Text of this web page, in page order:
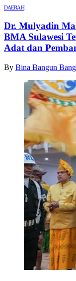
DAERAH
Dr. Mulyadin
BMA Sulawesi
Adat dan
By Bina Bangun